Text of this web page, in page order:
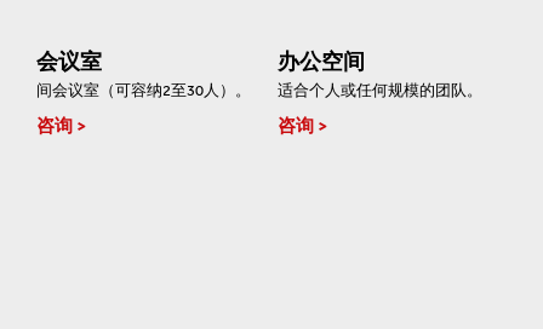
会议室
间会议室（可容纳2至30人）。
咨询
办公空间
适合个人或任何规模的团队。
咨询